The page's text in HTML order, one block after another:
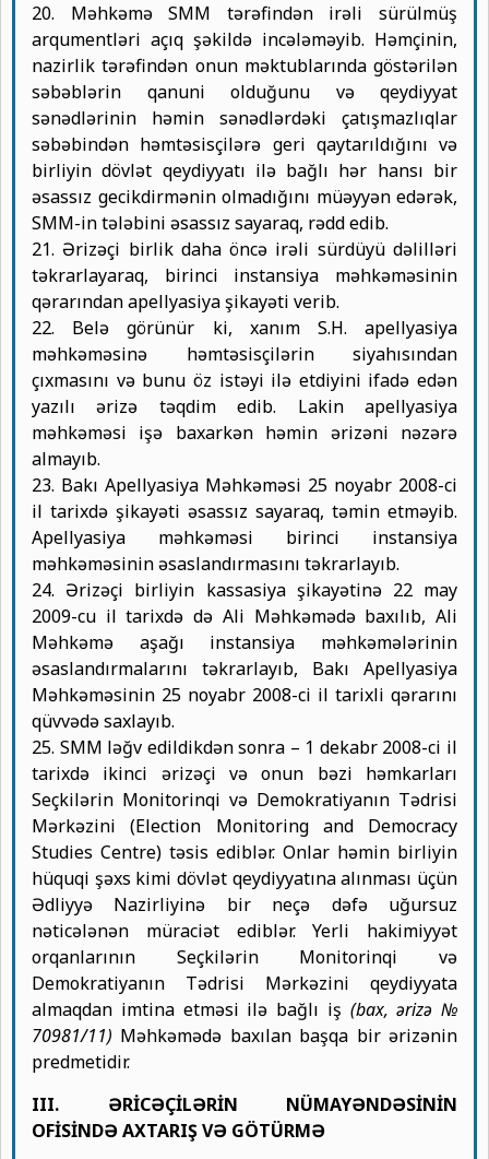
20. Məhkəmə SMM tərəfindən irəli sürülmüş
arqumentləri açıq şəkildə incələməyib. Həmçinin,
nazirlik tərəfindən onun məktublarında göstərilən
səbəblərin qanuni olduğunu və qeydiyyat
sənədlərinin həmin sənədlərdəki çatışmazlıqlar
səbəbindən həmtəsisçilərə geri qaytarıldığını və
birliyin dövlət qeydiyyatı ilə bağlı hər hansı bir
əsassız gecikdirmənin olmadığını müəyyən edərək,
SMM-in tələbini əsassız sayaraq, rədd edib.
21. Ərizəçi birlik daha öncə irəli sürdüyü dəlilləri
təkrarlayaraq, birinci instansiya məhkəməsinin
qərarından apellyasiya şikayəti verib.
22. Belə görünür ki, xanım S.H. apellyasiya
məhkəməsinə həmtəsisçilərin siyahısından
çıxmasını və bunu öz istəyi ilə etdiyini ifadə edən
yazılı ərizə təqdim edib. Lakin apellyasiya
məhkəməsi işə baxarkən həmin ərizəni nəzərə
almayıb.
23. Bakı Apellyasiya Məhkəməsi 25 noyabr 2008-ci
il tarixdə şikayəti əsassız sayaraq, təmin etməyib.
Apellyasiya məhkəməsi birinci instansiya
məhkəməsinin əsaslandırmasını təkrarlayıb.
24. Ərizəçi birliyin kassasiya şikayətinə 22 may
2009-cu il tarixdə də Ali Məhkəmədə baxılıb, Ali
Məhkəmə aşağı instansiya məhkəmələrinin
əsaslandırmalarını təkrarlayıb, Bakı Apellyasiya
Məhkəməsinin 25 noyabr 2008-ci il tarixli qərarını
qüvvədə saxlayıb.
25. SMM ləğv edildikdən sonra – 1 dekabr 2008-ci il
tarixdə ikinci ərizəçi və onun bəzi həmkarları
Seçkilərin Monitorinqi və Demokratiyanın Tədrisi
Mərkəzini (Election Monitoring and Democracy
Studies Centre) təsis ediblər. Onlar həmin birliyin
hüquqi şəxs kimi dövlət qeydiyyatına alınması üçün
Ədliyyə Nazirliyinə bir neçə dəfə uğursuz
nəticələnən müraciət ediblər. Yerli hakimiyyət
orqanlarının Seçkilərin Monitorinqi və
Demokratiyanın Tədrisi Mərkəzini qeydiyyata
almaqdan imtina etməsi ilə bağlı iş (bax, ərizə №
70981/11) Məhkəmədə baxılan başqa bir ərizənin
predmetidir.
III. ƏRİCƏÇİLƏRİN NÜMAYƏNDƏSİNİN
OFİSİNDƏ AXTARIŞ VƏ GÖTÜRMƏ